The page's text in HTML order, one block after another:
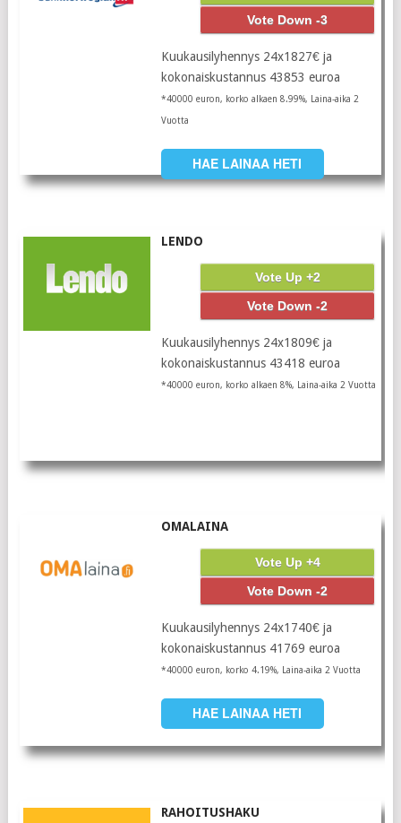
Vote Down -3
Kuukausilyhennys 24x1827€ ja
kokonaiskustannus 43853 euroa
*40000 euron, korko alkaen 8.99%, Laina-aika 2
Vuotta
HAE LAINAA HETI
LENDO
Vote Up +2
Vote Down -2
Kuukausilyhennys 24x1809€ ja
kokonaiskustannus 43418 euroa
*40000 euron, korko alkaen 8%, Laina-aika 2 Vuotta
OMALAINA
Vote Up +4
Vote Down -2
Kuukausilyhennys 24x1740€ ja
kokonaiskustannus 41769 euroa
*40000 euron, korko 4.19%, Laina-aika 2 Vuotta
HAE LAINAA HETI
RAHOITUSHAKU